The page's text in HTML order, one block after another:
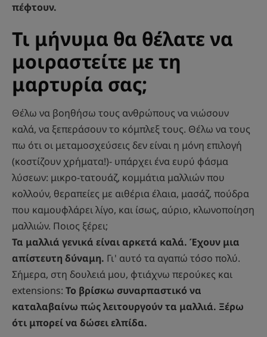
πέφτουν.
Τι μήνυμα θα θέλατε να
μοιραστείτε με τη
μαρτυρία σας;
Θέλω να βοηθήσω τους ανθρώπους να νιώσουν
καλά, να ξεπεράσουν το κόμπλεξ τους. Θέλω να τους
πω ότι οι μεταμοσχεύσεις δεν είναι η μόνη επιλογή
(κοστίζουν χρήματα!)- υπάρχει ένα ευρύ φάσμα
λύσεων: μικρο-τατουάζ, κομμάτια μαλλιών που
κολλούν, θεραπείες με αιθέρια έλαια, μασάζ, πούδρα
που καμουφλάρει λίγο, και ίσως, αύριο, κλωνοποίηση
μαλλιών. Ποιος ξέρει;
Τα μαλλιά γενικά είναι αρκετά καλά. Έχουν μια
απίστευτη δύναμη. Γι' αυτό τα αγαπώ τόσο πολύ.
Σήμερα, στη δουλειά μου, φτιάχνω περούκες και
extensions: Το βρίσκω συναρπαστικό να
καταλαβαίνω πώς λειτουργούν τα μαλλιά. Ξέρω
ότι μπορεί να δώσει ελπίδα.